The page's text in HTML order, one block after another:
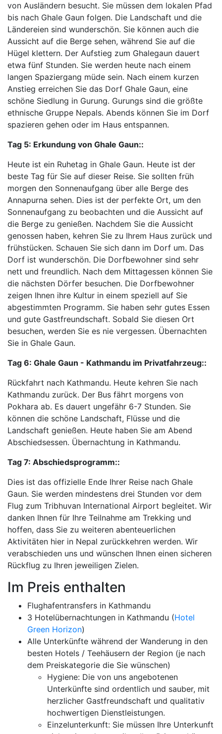
von Ausländern besucht. Sie müssen dem lokalen Pfad
bis nach Ghale Gaun folgen. Die Landschaft und die
Ländereien sind wunderschön. Sie können auch die
Aussicht auf die Berge sehen, während Sie auf die
Hügel klettern. Der Aufstieg zum Ghalegaun dauert
etwa fünf Stunden. Sie werden heute nach einem
langen Spaziergang müde sein. Nach einem kurzen
Anstieg erreichen Sie das Dorf Ghale Gaun, eine
schöne Siedlung in Gurung. Gurungs sind die größte
ethnische Gruppe Nepals. Abends können Sie im Dorf
spazieren gehen oder im Haus entspannen.
Tag 5: Erkundung von Ghale Gaun::
Heute ist ein Ruhetag in Ghale Gaun. Heute ist der
beste Tag für Sie auf dieser Reise. Sie sollten früh
morgen den Sonnenaufgang über alle Berge des
Annapurna sehen. Dies ist der perfekte Ort, um den
Sonnenaufgang zu beobachten und die Aussicht auf
die Berge zu genießen. Nachdem Sie die Aussicht
genossen haben, kehren Sie zu Ihrem Haus zurück und
frühstücken. Schauen Sie sich dann im Dorf um. Das
Dorf ist wunderschön. Die Dorfbewohner sind sehr
nett und freundlich. Nach dem Mittagessen können Sie
die nächsten Dörfer besuchen. Die Dorfbewohner
zeigen Ihnen ihre Kultur in einem speziell auf Sie
abgestimmten Programm. Sie haben sehr gutes Essen
und gute Gastfreundschaft. Sobald Sie diesen Ort
besuchen, werden Sie es nie vergessen. Übernachten
Sie in Ghale Gaun.
Tag 6: Ghale Gaun - Kathmandu im Privatfahrzeug::
Rückfahrt nach Kathmandu. Heute kehren Sie nach
Kathmandu zurück. Der Bus fährt morgens von
Pokhara ab. Es dauert ungefähr 6-7 Stunden. Sie
können die schöne Landschaft, Flüsse und die
Landschaft genießen. Heute haben Sie am Abend
Abschiedsessen. Übernachtung in Kathmandu.
Tag 7: Abschiedsprogramm::
Dies ist das offizielle Ende Ihrer Reise nach Ghale
Gaun. Sie werden mindestens drei Stunden vor dem
Flug zum Tribhuvan International Airport begleitet. Wir
danken Ihnen für Ihre Teilnahme am Trekking und
hoffen, dass Sie zu weiteren abenteuerlichen
Aktivitäten hier in Nepal zurückkehren werden. Wir
verabschieden uns und wünschen Ihnen einen sicheren
Rückflug zu Ihren jeweiligen Zielen.
Im Preis enthalten
Flughafentransfers in Kathmandu
3 Hotelübernachtungen in Kathmandu (Hotel
Green Horizon)
Alle Unterkünfte während der Wanderung in den
besten Hotels / Teehäusern der Region (je nach
dem Preiskategorie die Sie wünschen)
Hygiene: Die von uns angebotenen
Unterkünfte sind ordentlich und sauber, mit
herzlicher Gastfreundschaft und qualitativ
hochwertigen Dienstleistungen.
Einzelunterkunft: Sie müssen Ihre Unterkunft